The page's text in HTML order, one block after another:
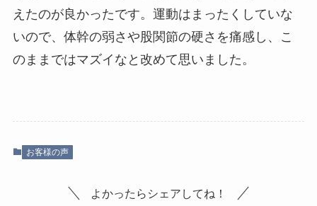
えたのが良かったです。運動はまったくしていな
いので、体幹の弱さや股関節の硬さを痛感し、こ
のままではマズイなと改めて思いました。
お客様の声
よかったらシェアしてね！